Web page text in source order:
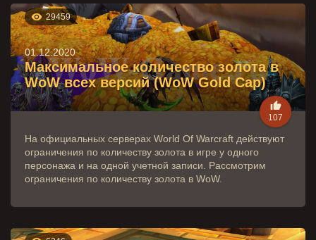
 29459
01.12.2020
Максимальное количество золота в
WoW всех версий (WoW Gold Cap)

107
На официальных серверах World Of Warcraft действуют
ограничения по количеству золота в игре у одного
персонажа и на одной учетной записи. Рассмотрим
ограничения по количеству золота в WoW.